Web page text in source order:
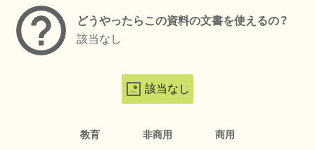
どうやったらこの資料の文書を使えるの？
該当なし
該当なし
教育 非商用 商用